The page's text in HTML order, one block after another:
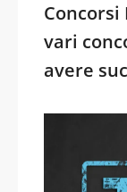
Concorsi
vari
avere